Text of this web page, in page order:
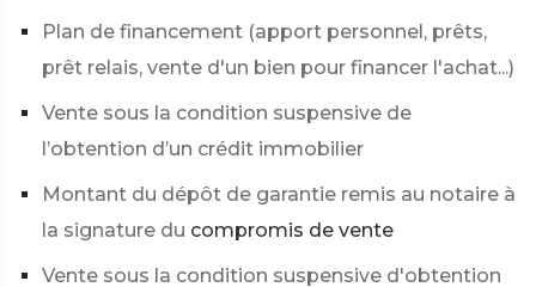
Plan de financement (apport personnel, prêts,
prêt relais, vente d'un bien pour financer l'achat...)
Vente sous la condition suspensive de
l’obtention d’un crédit immobilier
Montant du dépôt de garantie remis au notaire à
la signature du compromis de vente
Vente sous la condition suspensive d'obtention